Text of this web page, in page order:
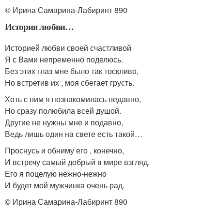
© Ирина Самарина-Лабиринт890
История любви…
Историей любви своей счастливой
Я с Вами непременно поделюсь.
Без этих глаз мне было так тоскливо,
Но встретив их , моя сбегает грусть.
Хоть с ним я познакомилась недавно,
Но сразу полюбила всей душой.
Другие не нужны мне и подавно,
Ведь лишь один на свете есть такой…
Проснусь и обниму его , конечно,
И встречу самый добрый в мире взгляд.
Его я поцелую нежно-нежно
И будет мой мужчинка очень рад.
© Ирина Самарина-Лабиринт890